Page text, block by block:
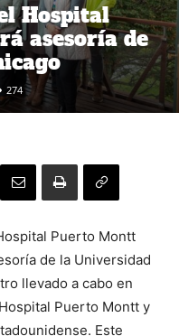
Hospital
asesoría de
274
Puerto Montt
de la Universidad
llevado a cabo en
Puerto Montt y
Este